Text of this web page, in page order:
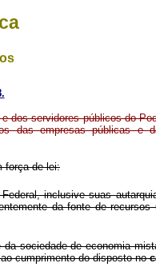
dos servidores públicos do
das empresas públicas e
força de lei:
inclusive suas
da fonte de
sociedade de economia
cumprimento do disposto no